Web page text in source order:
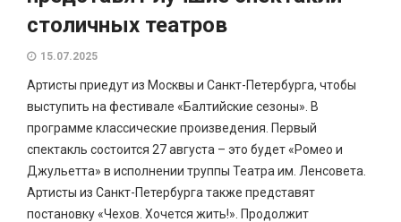
столичных театров
15.07.2025
Артисты приедут из Москвы и Санкт-Петербурга, чтобы
выступить на фестивале «Балтийские сезоны». В
программе классические произведения. Первый
спектакль состоится 27 августа – это будет «Ромео и
Джульетта» в исполнении труппы Театра им. Ленсовета.
Артисты из Санкт-Петербурга также представят
постановку «Чехов. Хочется жить!». Продолжит